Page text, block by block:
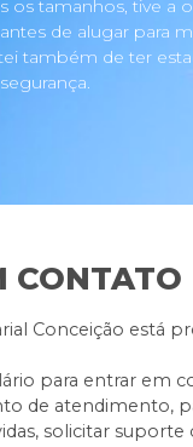
os tamanhos, tive a
de alugar para
também de ter
CONTATO
Conceição está
para entrar em
de atendimento,
solicitar